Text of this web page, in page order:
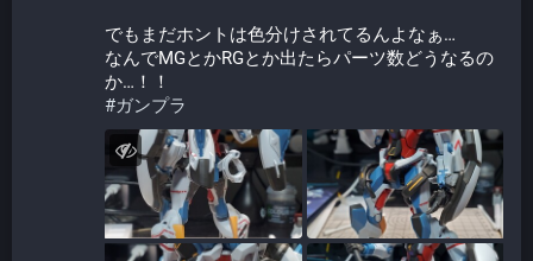
でもまだホントは色分けされてるんよなぁ…
なんでMGとかRGとか出たらパーツ数どうなるの
か…！！
#ガンプラ